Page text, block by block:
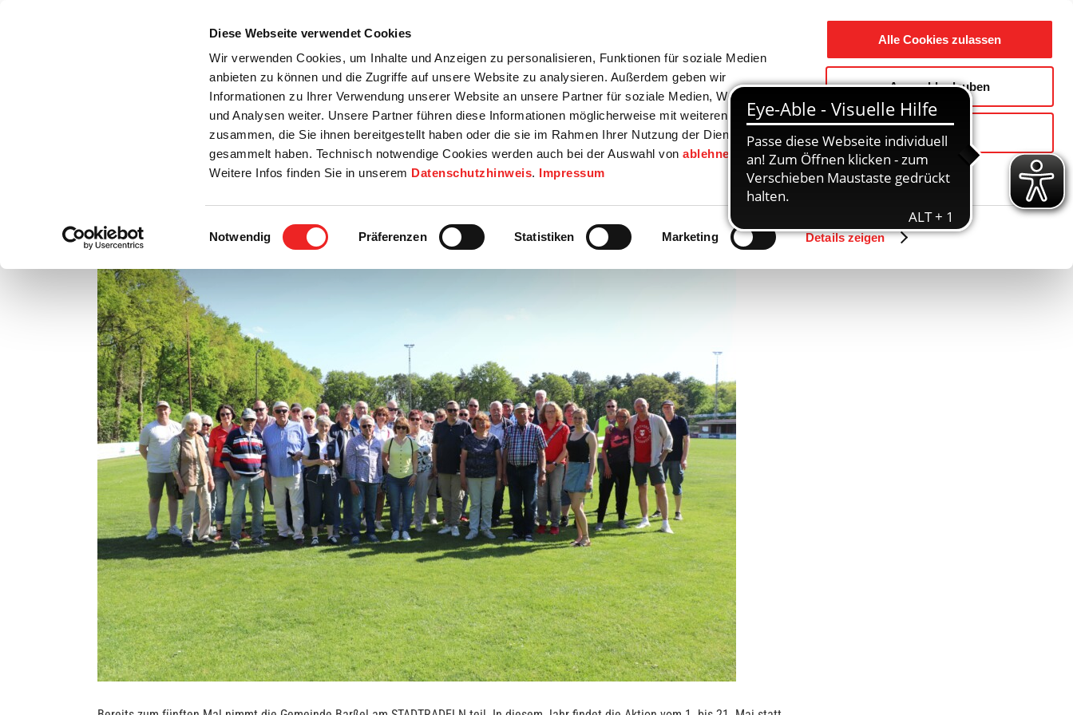
Diese Webseite verwendet Cookies
Wir verwenden Cookies, um Inhalte und Anzeigen zu personalisieren, Funktionen für soziale Medien
anbieten zu können und die Zugriffe auf unsere Website zu analysieren. Außerdem geben wir
Informationen zu Ihrer Verwendung unserer Website an unsere Partner für soziale Medien, Werbung
und Analysen weiter. Unsere Partner führen diese Informationen möglicherweise mit weiteren Daten
zusammen, die Sie ihnen bereitgestellt haben oder die sie im Rahmen Ihrer Nutzung der Dienste
gesammelt haben. Technisch notwendige Cookies werden auch bei der Auswahl vonablehnen
gesetzt.
Weitere Infos finden Sie in unserem Datenschutzhinweis. Impressum
Einwilligungsauswahl
Notwendig Präferenzen Statistiken Marketing Details zeigen
Alle Cookies zulassen
Auswahl erlauben
Ablehnen
Startseite
Bürgerservice Rats- / Bürgerinfo Wirtschaft / Wohnen Bildung / Soziales Touristik / Freizeit Gemeinde / Geschichte
Zurück
Auftakt STADTRADELN
grösseres
Bild